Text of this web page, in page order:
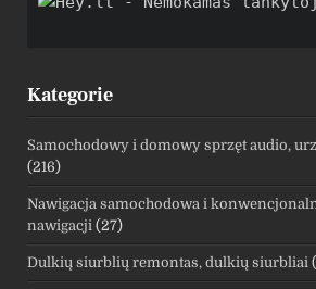
Kategorie
Samochodowy i domowy sprzęt audio,
(216)
Nawigacja samochodowa i
nawigacji (27)
Dulkių siurblių remontas, dulkių siurbliai